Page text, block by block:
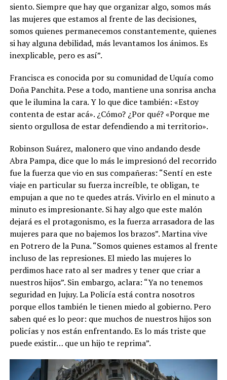
siento. Siempre que hay que organizar algo, somos más
las mujeres que estamos al frente de las decisiones,
somos quienes permanecemos constantemente, quienes
si hay alguna debilidad, más levantamos los ánimos. Es
inexplicable, pero es así”.
Francisca es conocida por su comunidad de Uquía como
Doña Panchita. Pese a todo, mantiene una sonrisa ancha
que le ilumina la cara. Y lo que dice también: «Estoy
contenta de estar acá». ¿Cómo? ¿Por qué? «Porque me
siento orgullosa de estar defendiendo a mi territorio».
Robinson Suárez, malonero que vino andando desde
Abra Pampa, dice que lo más le impresionó del recorrido
fue la fuerza que vio en sus compañeras: “Sentí en este
viaje en particular su fuerza increíble, te obligan, te
empujan a que no te quedes atrás. Vivirlo en el minuto a
minuto es impresionante. Si hay algo que este malón
dejará es el protagonismo, es la fuerza arrasadora de las
mujeres para que no bajemos los brazos”. Martina vive
en Potrero de la Puna. “Somos quienes estamos al frente
incluso de las represiones. El miedo las mujeres lo
perdimos hace rato al ser madres y tener que criar a
nuestros hijos”. Sin embargo, aclara: “Ya no tenemos
seguridad en Jujuy. La Policía está contra nosotros
porque ellos también le tienen miedo al gobierno. Pero
saben qué es lo peor: que muchos de nuestros hijos son
policías y nos están enfrentando. Es lo más triste que
puede existir… que un hijo te reprima”.